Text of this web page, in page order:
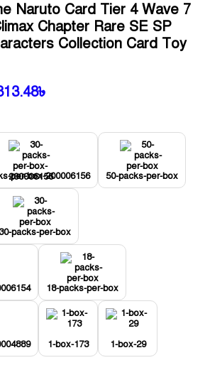
Naruto Card Tier 4 Wave 7
Chapter Rare SE SP
Collection Card Toy
৳
per-box-200006156 50-packs-per-box
packs-per-box
18-packs-per-box
1-box-173 1-box-29